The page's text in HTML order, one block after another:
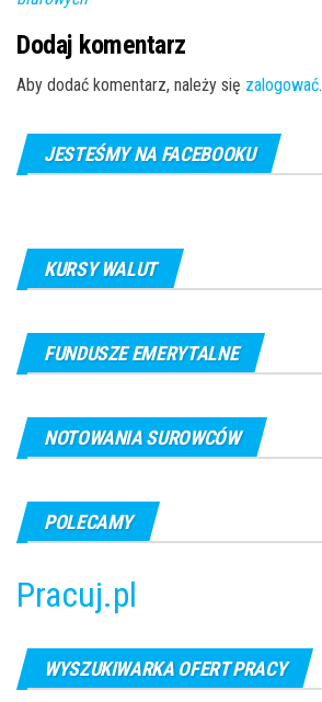
Dodaj komentarz
Aby dodać komentarz, należy się zalogować.
JESTEŚMY NA FACEBOOKU
KURSY WALUT
FUNDUSZE EMERYTALNE
NOTOWANIA SUROWCÓW
POLECAMY
Pracuj.pl
WYSZUKIWARKA OFERT PRACY